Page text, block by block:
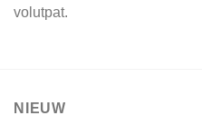
volutpat.
NIEUW